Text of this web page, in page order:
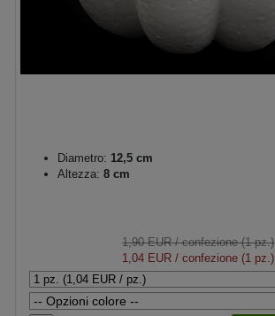
Diametro: 12,5 cm
Altezza: 8 cm
1,90 EUR/ confezione (1 pz.)
1,04 EUR / confezione (1 pz.)